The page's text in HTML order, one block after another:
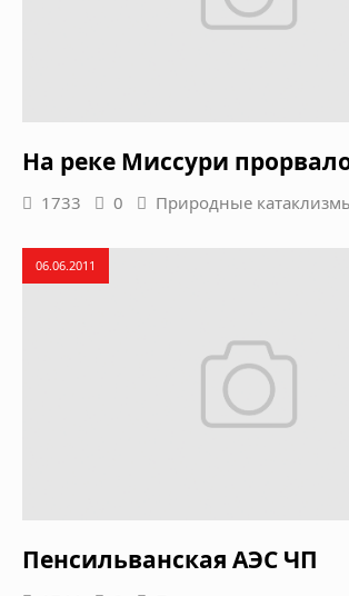
На реке Миссури
1733 0 Природные
06.06.2011
Пенсильванская АЭС ЧП